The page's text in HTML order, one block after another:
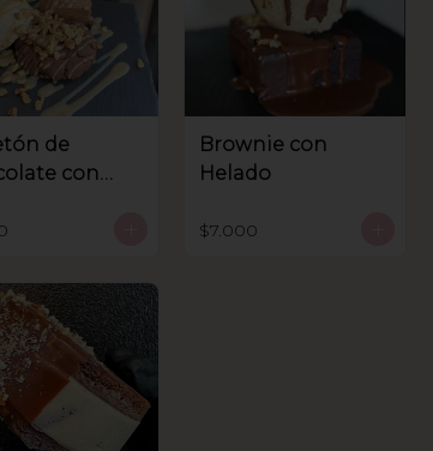
de
con
Brownie con
Helado
$7.000